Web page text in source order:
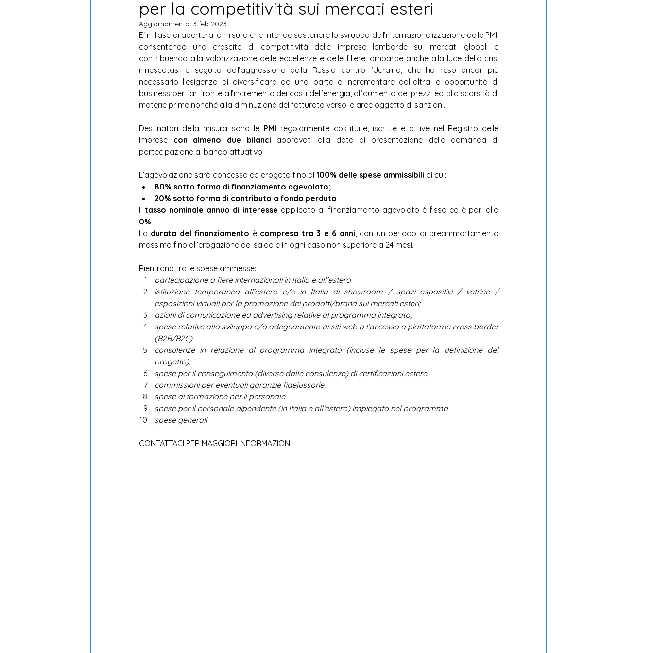
Sostenibilità ambientale Sport Cultura Agricoltura
per la competitività sui mercati esteri
Aggiornamento: 3 feb 2023
E' in fase di apertura la misura che intende sostenere lo sviluppo dell’internazionalizzazione delle PMI,
consentendo una crescita di competitività delle imprese lombarde sui mercati globali e
contribuendo alla valorizzazione delle eccellenze e delle filiere lombarde anche alla luce della crisi
innescatasi a seguito dell’aggressione della Russia contro l’Ucraina, che ha reso ancor più
necessario l’esigenza di diversificare da una parte e incrementare dall’altra le opportunità di
business per far fronte all’incremento dei costi dell’energia, all’aumento dei prezzi ed alla scarsità di
materie prime nonché alla diminuzione del fatturato verso le aree oggetto di sanzioni.
Destinatari della misura sono le PMI regolarmente costituite, iscritte e attive nel Registro delle
Imprese con almeno due bilanci approvati alla data di presentazione della domanda di
partecipazione al bando attuativo.
L’agevolazione sarà concessa ed erogata fino al 100% delle spese ammissibili di cui:
80% sotto forma di finanziamento agevolato;
20% sotto forma di contributo a fondo perduto
Il tasso nominale annuo di interesse
0%.
La durata del finanziamento è compresa tra 3 e 6 anni, con un periodo di preammortamento
massimo fino all’erogazione del saldo e in ogni caso non superiore a 24 mesi.
Rientrano tra le spese ammesse:
partecipazione a fiere internazionali in Italia e all’estero
istituzione temporanea all’estero e/o in Italia di showroom / spazi espositivi / vetrine /
esposizioni virtuali per la promozione dei prodotti/brand sui mercati esteri;
azioni di comunicazione ed advertising relative al programma integrato;
spese relative allo sviluppo e/o adeguamento di siti web o l’accesso a piattaforme cross border
(B2B/B2C)
consulenze in relazione al programma integrato (incluse le spese per la definizione del
progetto);
spese per il conseguimento (diverse dalle consulenze) di certificazioni estere
commissioni per eventuali garanzie fidejussorie
spese di formazione per il personale
spese per il personale dipendente (in Italia e all’estero) impiegato nel programma
spese generali
CONTATTACI PER MAGGIORI INFORMAZIONI.